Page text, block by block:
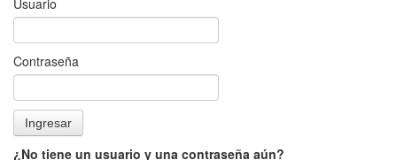
Usuario
Contraseña
¿No tiene un usuario y una contraseña aún?